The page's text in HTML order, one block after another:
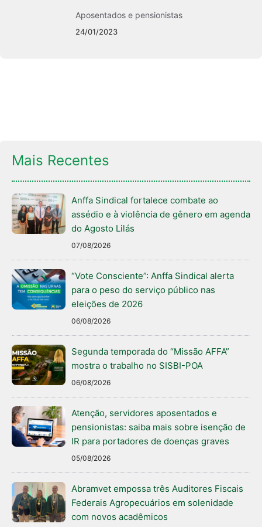
Aposentados e pensionistas
24/01/2023
Mais Recentes
Anffa Sindical fortalece combate ao
assédio e à violência de gênero em agenda
do Agosto Lilás
07/08/2026
“Vote Consciente”: Anffa Sindical alerta
para o peso do serviço público nas
eleições de 2026
06/08/2026
Segunda temporada do “Missão AFFA”
mostra o trabalho no SISBI-POA
06/08/2026
Atenção, servidores aposentados e
pensionistas: saiba mais sobre isenção de
IR para portadores de doenças graves
05/08/2026
Abramvet empossa três Auditores Fiscais
Federais Agropecuários em solenidade
com novos acadêmicos